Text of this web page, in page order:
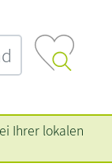
Ihrer lokalen